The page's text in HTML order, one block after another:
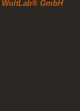
WoltLab® GmbH